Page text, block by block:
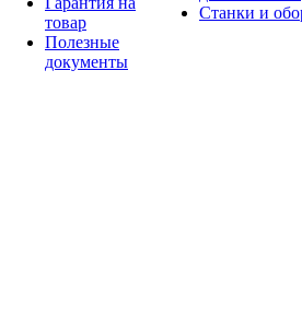
товар
Полезные
документы
Станки и